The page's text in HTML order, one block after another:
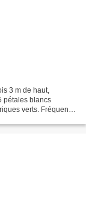
3 m de haut,
pétales blancs
verts. Fréquent